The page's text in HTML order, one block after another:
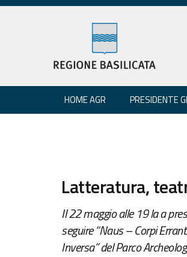
HOME AGR PRESIDENTE
Latteratura,
Il 22 maggio alle 19 la a
seguire “Naus – Corpi
Inversa” del Parco